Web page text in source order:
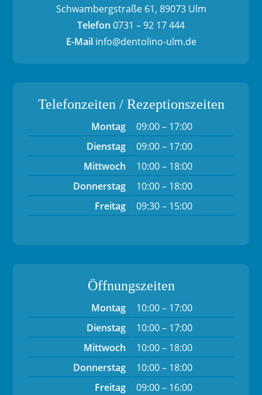
Schwambergstraße 61, 89073 Ulm
Telefon 0731 – 92 17 444
E-Mail info@dentolino-ulm.de
Telefonzeiten / Rezeptionszeiten
Montag
09:00 – 17:00
Dienstag
09:00 – 17:00
Mittwoch
10:00 – 18:00
Donnerstag
10:00 – 18:00
Freitag
09:30 – 15:00
Öffnungszeiten
Montag
10:00 – 17:00
Dienstag
10:00 – 17:00
Mittwoch
10:00 – 18:00
Donnerstag
10:00 – 18:00
Freitag
09:00 – 16:00